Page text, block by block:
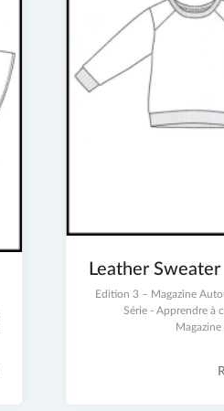
Leather Sweater
23Edition 3 – Magazine
Série - Apprendre à